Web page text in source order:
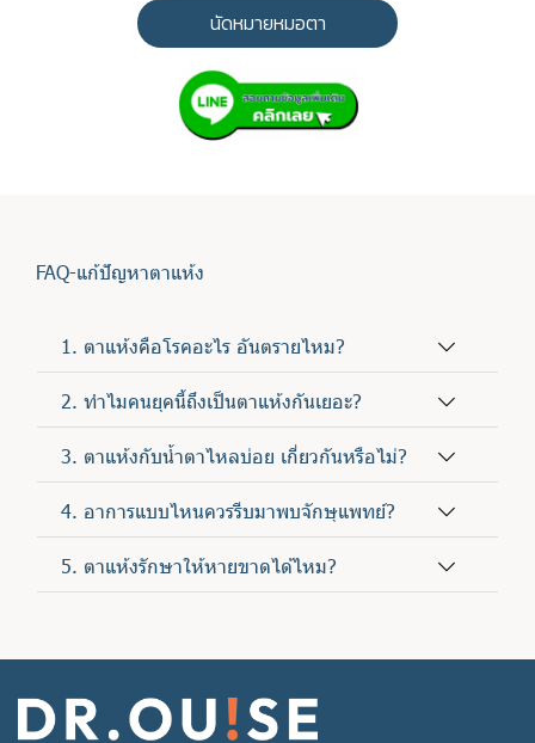
นัดหมายหมอตา
FAQ-แก้ปัญหาตาแห้ง
1. ตาแห้งคือโรคอะไร อันตรายไหม?
2. ทำไมคนยุคนี้ถึงเป็นตาแห้งกันเยอะ?
3. ตาแห้งกับน้ำตาไหลบ่อย เกี่ยวกันหรือไม่?
4. อาการแบบไหนควรรีบมาพบจักษุแพทย์?
5. ตาแห้งรักษาให้หายขาดได้ไหม?